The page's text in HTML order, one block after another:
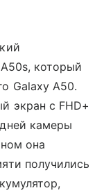
который
Galaxy A50.
экран с FHD+
камеры
она
получились